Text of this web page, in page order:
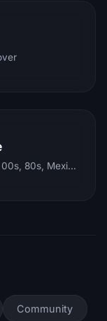
Electronic, Rock, Pop, 90s, 00s, 80s, Mexican, Ranchera, Reggaeton, Instrumental, Salsa, Merengue, Tropical, Romantic, Vallenato, Llanera
Community